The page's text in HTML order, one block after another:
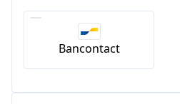
Bancontact